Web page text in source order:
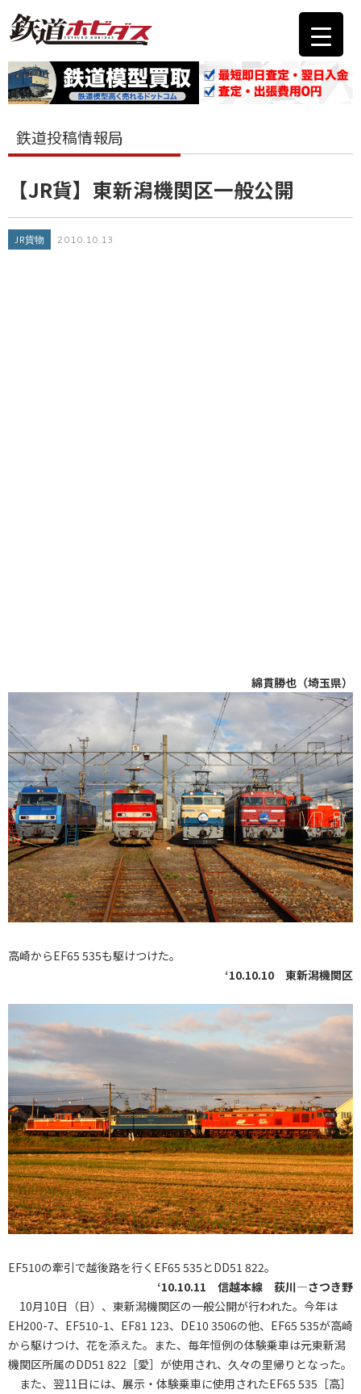
鉄道投稿情報局
【JR貨】東新潟機関区一般公開
JR貨物 2010.10.13
綿貫勝也（埼玉県）
高崎からEF65 535も駆けつけた。
‘10.10.10 東新潟機関区
EF510の牽引で越後路を行くEF65 535とDD51 822。
‘10.10.11 信越本線 荻川―さつき野
10月10日（日）、東新潟機関区の一般公開が行われた。今年は
EH200-7、EF510-1、EF81 123、DE10 3506の他、EF65 535が高崎
から駆けつけ、花を添えた。また、毎年恒例の体験乗車は元東新潟
機関区所属のDD51 822［愛］が使用され、久々の里帰りとなった。
また、翌11日には、展示・体験乗車に使用されたEF65 535［高］